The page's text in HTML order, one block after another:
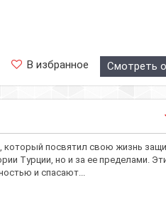
В избранное Смотреть
который посвятил свою жизнь
Турции, но и за ее пределами.
и спасают...